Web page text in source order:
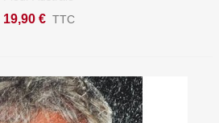
19,90 € TTC